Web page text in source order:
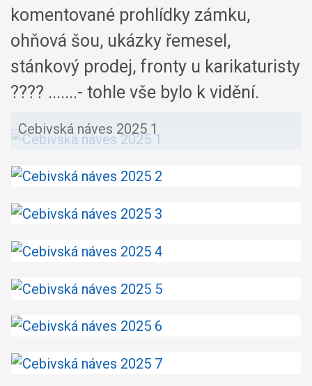
komentované prohlídky zámku,
ohňová šou, ukázky řemesel,
stánkový prodej, fronty u karikaturisty
???? .......- tohle vše bylo k vidění.
Cebivská náves 2025 1